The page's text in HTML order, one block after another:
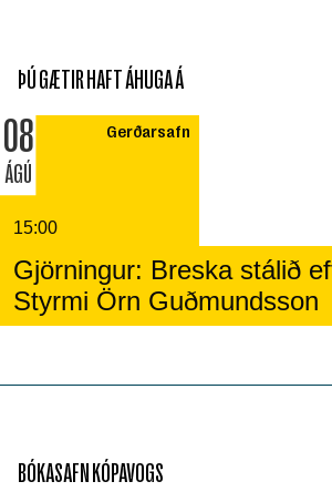
ÞÚ GÆTIR HAFT ÁHUGA Á
08
ÁGÚ
Gerðarsafn
15:00
Gjörningur: Breska stálið
Styrmi Örn Guðmundsson
BÓKASAFN KÓPAVOGS